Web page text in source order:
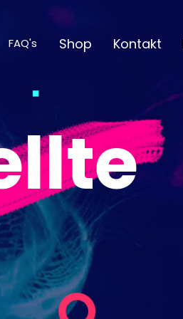
FAQ's Shop Kontakt